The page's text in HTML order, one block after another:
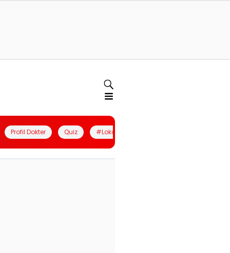
Profil Dokter Quiz #LokalBerdaya